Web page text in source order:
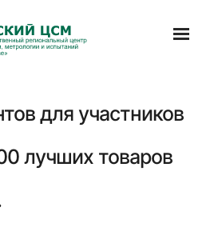
для участников
лучших товаров